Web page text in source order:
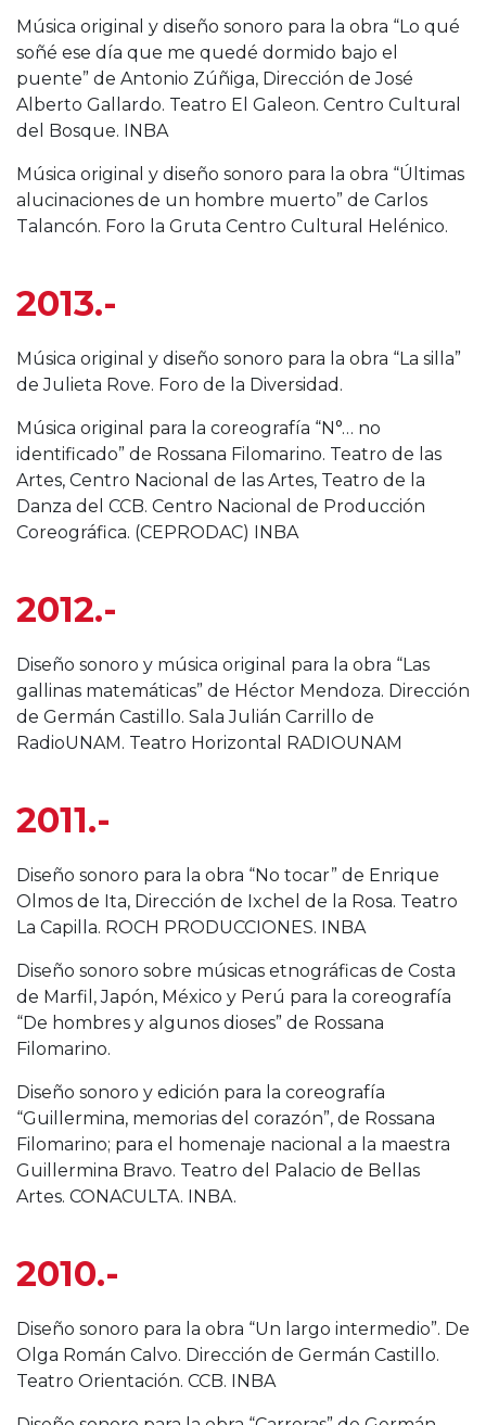
Música original y diseño sonoro para la obra “Lo qué
soñé ese día que me quedé dormido bajo el
puente” de Antonio Zúñiga, Dirección de José
Alberto Gallardo. Teatro El Galeon. Centro Cultural
del Bosque. INBA
Música original y diseño sonoro para la obra “Últimas
alucinaciones de un hombre muerto” de Carlos
Talancón. Foro la Gruta Centro Cultural Helénico.
2013.-
Música original y diseño sonoro para la obra “La silla”
de Julieta Rove. Foro de la Diversidad.
Música original para la coreografía “N°… no
identificado” de Rossana Filomarino. Teatro de las
Artes, Centro Nacional de las Artes, Teatro de la
Danza del CCB. Centro Nacional de Producción
Coreográfica. (CEPRODAC) INBA
2012.-
Diseño sonoro y música original para la obra “Las
gallinas matemáticas” de Héctor Mendoza. Dirección
de Germán Castillo. Sala Julián Carrillo de
RadioUNAM. Teatro Horizontal RADIOUNAM
2011.-
Diseño sonoro para la obra “No tocar” de Enrique
Olmos de Ita, Dirección de Ixchel de la Rosa. Teatro
La Capilla. ROCH PRODUCCIONES. INBA
Diseño sonoro sobre músicas etnográficas de Costa
de Marfil, Japón, México y Perú para la coreografía
“De hombres y algunos dioses” de Rossana
Filomarino.
Diseño sonoro y edición para la coreografía
“Guillermina, memorias del corazón”, de Rossana
Filomarino; para el homenaje nacional a la maestra
Guillermina Bravo. Teatro del Palacio de Bellas
Artes. CONACULTA. INBA.
2010.-
Diseño sonoro para la obra “Un largo intermedio”. De
Olga Román Calvo. Dirección de Germán Castillo.
Teatro Orientación. CCB. INBA